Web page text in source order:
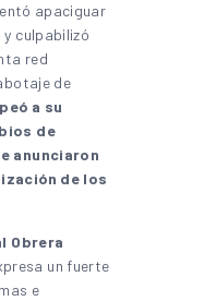
apaciguar
culpabilizó
red
de
a su
de
anunciaron
de los
Obrera
un fuerte
e